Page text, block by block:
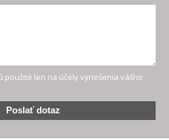
použité len na účely vyriešenia vášho
Poslať dotaz